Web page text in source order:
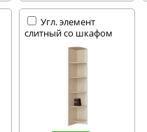
Угл. элемент
слитный со шкафом